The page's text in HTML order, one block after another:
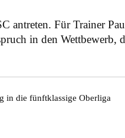
antreten. Für Trainer
in den Wettbewerb,
in die fünftklassige Oberliga